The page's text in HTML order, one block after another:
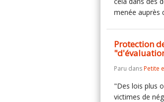
menée auprès
Protection
Paru dansPetite
"Des lois plus
victimes de